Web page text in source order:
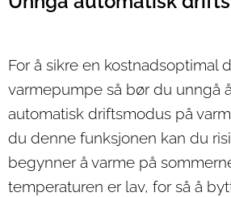
For å sikre en kostnadsoptimal
varmepumpe så bør du unngå
automatisk driftsmodus på
du denne funksjonen kan du
begynner å varme på
temperaturen er lav, for så å